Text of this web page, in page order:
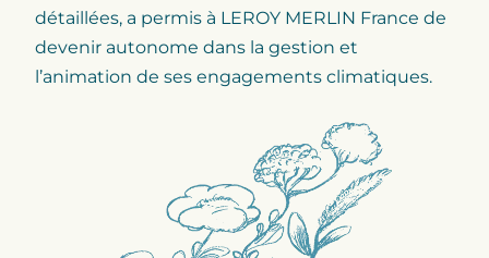
détaillées, a permis à LEROY MERLIN France de
devenir autonome dans la gestion et
l’animation de ses engagements climatiques.